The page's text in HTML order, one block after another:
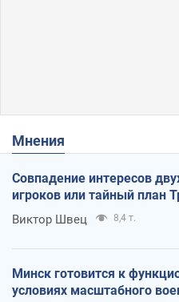
Мнения
Совпадение интересов
игроков или тайный план
Виктор Швец 8,4 т.
Минск готовится к
условиях масштабного